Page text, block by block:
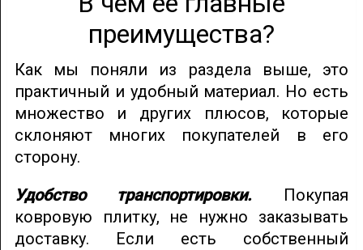
преимущества?
Как мы поняли из раздела выше, это
практичный и удобный материал. Но есть
множество и других плюсов, которые
склоняют многих покупателей в его
сторону.
Удобство транспортировки.
Покупая
ковровую плитку, не нужно заказывать
доставку. Если есть собственный